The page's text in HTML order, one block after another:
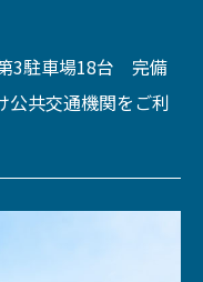
3駐車場18台 完備
公共交通機関をご利